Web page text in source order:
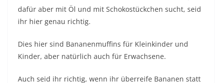
dafür aber mit Öl und mit Schokostückchen sucht, seid
ihr hier genau richtig.
Dies hier sind Bananenmuffins für Kleinkinder und
Kinder, aber natürlich auch für Erwachsene.
Auch seid ihr richtig, wenn ihr überreife Bananen statt